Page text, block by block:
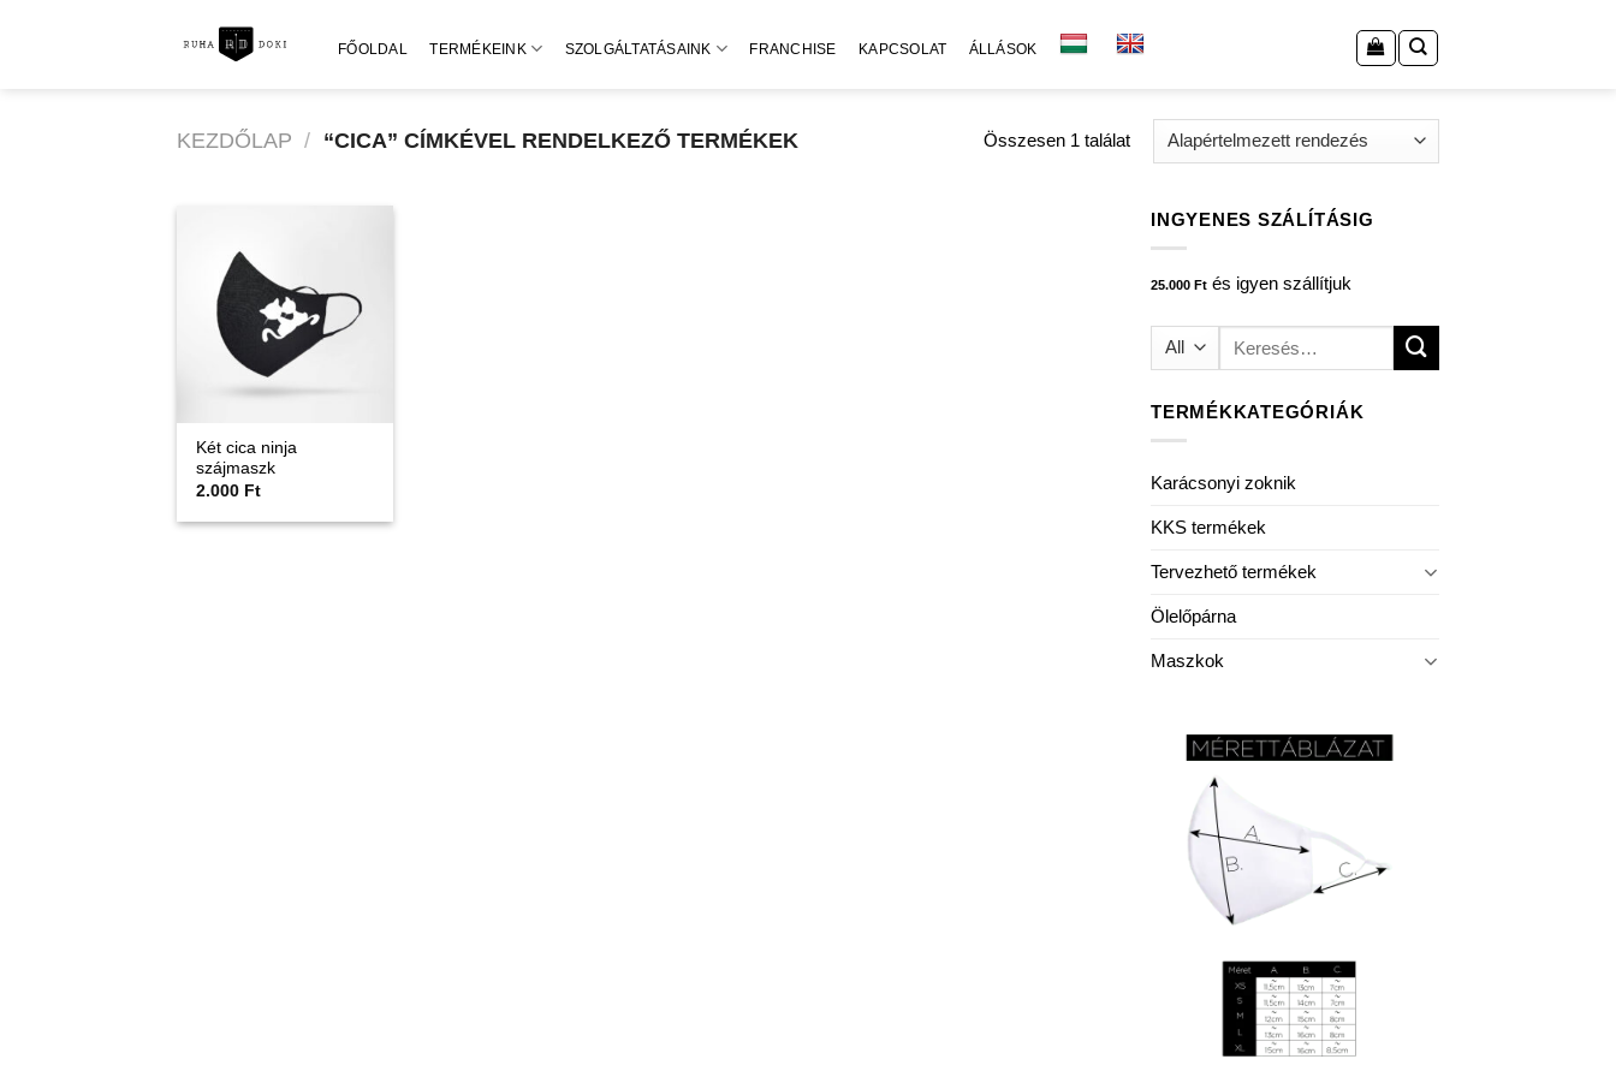
FŐOLDAL TERMÉKEINK SZOLGÁLTATÁSAINK FRANCHISE KAPCSOLAT ÁLLÁSOK
KEZDŐLAP / “CICA” CÍMKÉVEL RENDELKEZŐ TERMÉKEK Összesen 1 találat
Két cica ninja
szájmaszk
2.000 Ft
INGYENES SZÁLÍTÁSIG
25.000 Ft és igyen szállítjuk
Keresés
TERMÉKKATEGÓRIÁK
Karácsonyi zoknik
KKS termékek
Tervezhető termékek
Ölelőpárna
Maszkok